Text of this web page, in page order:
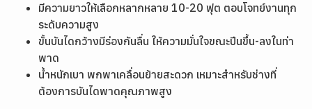
มีความยาวให้เลือกหลากหลาย 10-20 ฟุต ตอบโจทย์งานทุก
ระดับความสูง
ขั้นบันไดกว้างมีร่องกันลื่น ให้ความมั่นใจขณะปีนขึ้น-ลงในท่า
พาด
น้ำหนักเบา พกพาเคลื่อนย้ายสะดวก เหมาะสำหรับช่างที่
ต้องการบันไดพาดคุณภาพสูง